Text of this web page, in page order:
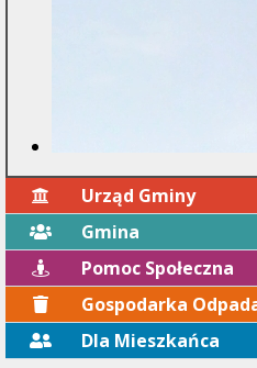
Urząd Gminy
Gmina
Pomoc Społeczna
Gospodarka
Dla Mieszkańca